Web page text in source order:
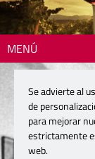
MENÚ
Se advierte al
de
para mejorar
estrictamente
web.